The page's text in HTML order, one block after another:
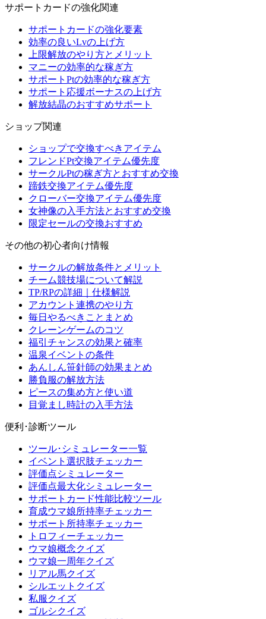
サポートカードの強化関連
サポートカードの強化要素
効率の良いLvの上げ方
上限解放のやり方とメリット
マニーの効率的な稼ぎ方
サポートPtの効率的な稼ぎ方
サポート応援ボーナスの上げ方
解放結晶のおすすめサポート
ショップ関連
ショップで交換すべきアイテム
フレンドPt交換アイテム優先度
サークルPtの稼ぎ方とおすすめ交換
蹄鉄交換アイテム優先度
クローバー交換アイテム優先度
女神像の入手方法とおすすめ交換
限定セールの交換おすすめ
その他の初心者向け情報
サークルの解放条件とメリット
チーム競技場について解説
TP/RPの詳細｜仕様解説
アカウント連携のやり方
毎日やるべきことまとめ
クレーンゲームのコツ
福引チャンスの効果と確率
温泉イベントの条件
あんしん笹針師の効果まとめ
勝負服の解放方法
ピースの集め方と使い道
目覚まし時計の入手方法
便利･診断ツール
ツール･シミュレーター一覧
イベント選択肢チェッカー
評価点シミュレーター
評価点最大化シミュレーター
サポートカード性能比較ツール
育成ウマ娘所持率チェッカー
サポート所持率チェッカー
トロフィーチェッカー
ウマ娘概念クイズ
ウマ娘一周年クイズ
リアル馬クイズ
シルエットクイズ
私服クイズ
ゴルシクイズ